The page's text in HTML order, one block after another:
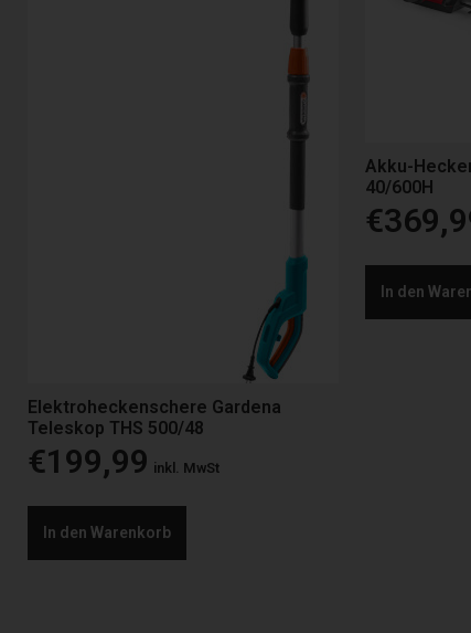
Elektroheckenschere Gardena
Teleskop THS 500/48
€199,99 inkl. MwSt
In den Warenkorb
Akku-
40/600H
€
In den